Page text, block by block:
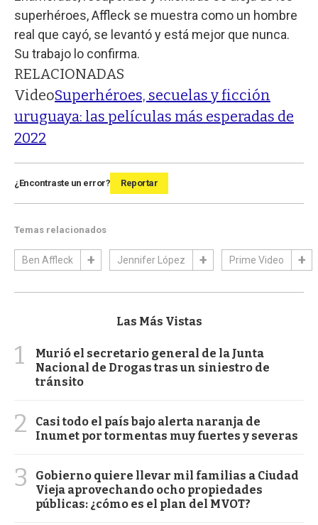
superhéroes, Affleck se muestra como un hombre
real que cayó, se levantó y está mejor que nunca.
Su trabajo lo confirma.
RELACIONADAS
VideoSuperhéroes, secuelas y ficción
uruguaya: las películas más esperadas de
2022
¿Encontraste un error? Reportar
Temas relacionados
Ben Affleck Jennifer López Prime Video
Las Más Vistas
1
Murió el secretario general de la Junta
Nacional de Drogas tras un siniestro de
tránsito
2
Casi todo el país bajo alerta naranja de
Inumet por tormentas muy fuertes y severas
3
Gobierno quiere llevar mil familias a Ciudad
Vieja aprovechando ocho propiedades
públicas: ¿cómo es el plan del MVOT?